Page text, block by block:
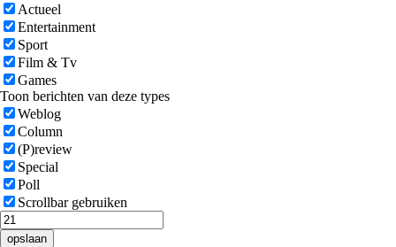
Actueel
Entertainment
Sport
Film & Tv
Games
Toon berichten van deze types
Weblog
Column
(P)review
Special
Poll
Scrollbar gebruiken
opslaan